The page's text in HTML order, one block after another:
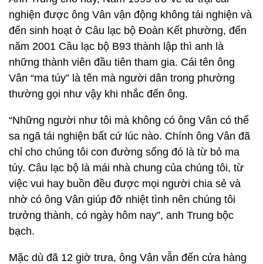
nghiện được ông Vân vận động không tái nghiện và
đến sinh hoạt ở Câu lạc bộ Đoàn Kết phường, đến
năm 2001 Câu lạc bộ B93 thành lập thì anh là
những thành viên đầu tiên tham gia. Cái tên ông
Vân “ma túy” là tên mà người dân trong phường
thường gọi như vậy khi nhắc đến ông.
“Những người như tôi mà không có ông Vân có thể
sa ngã tái nghiện bất cứ lúc nào. Chính ông Vân đã
chỉ cho chúng tôi con đường sống đó là từ bỏ ma
túy. Câu lạc bộ là mái nhà chung của chúng tôi, từ
việc vui hay buồn đều được mọi người chia sẻ và
nhờ có ông Vân giúp đỡ nhiệt tình nên chúng tôi
trưởng thành, có ngày hôm nay”, anh Trung bộc
bạch.
Mặc dù đã 12 giờ trưa, ông Vân vẫn đến cửa hàng